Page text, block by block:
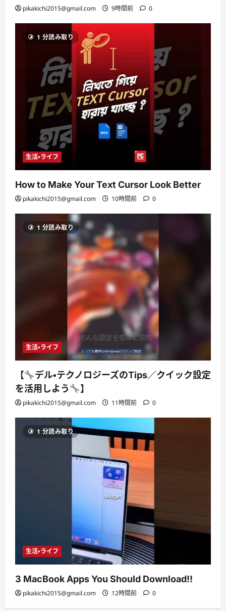
pikakichi2015@gmail.com 9時間前 0
1 分読み取り
生活・ライフ
How to Make Your Text Cursor Look Better
pikakichi2015@gmail.com 10時間前 0
1 分読み取り
生活・ライフ
【
デル・テクノロジーズのTips／クイック設定
を活用しよう
】
pikakichi2015@gmail.com 11時間前 0
1 分読み取り
生活・ライフ
3 MacBook Apps You Should Download!!
pikakichi2015@gmail.com 12時間前 0